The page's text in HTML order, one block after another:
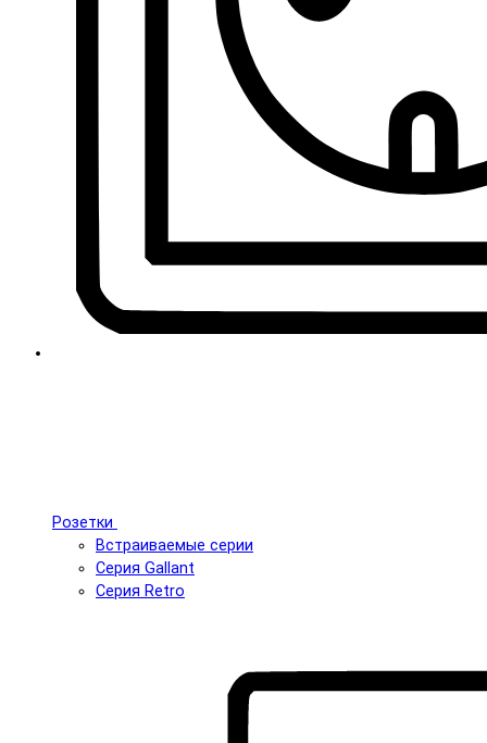
Розетки
Встраиваемые серии
Серия Gallant
Серия Retro